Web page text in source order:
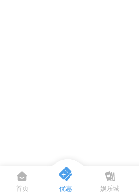
首页 优惠 娱乐城